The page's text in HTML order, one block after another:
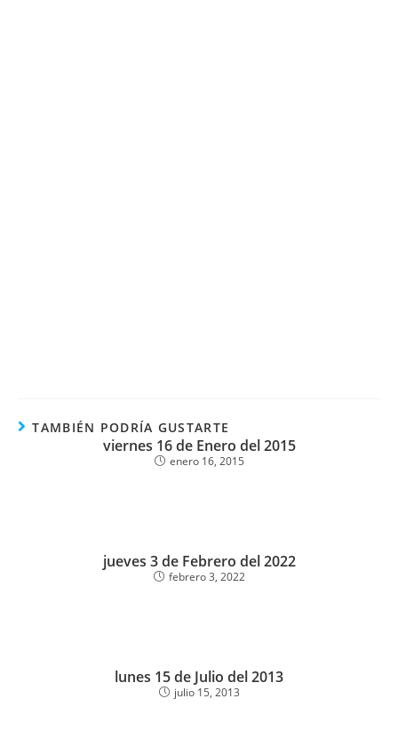
TAMBIÉN PODRÍA GUSTARTE
viernes 16 de Enero del 2015
enero 16, 2015
jueves 3 de Febrero del 2022
febrero 3, 2022
lunes 15 de Julio del 2013
julio 15, 2013